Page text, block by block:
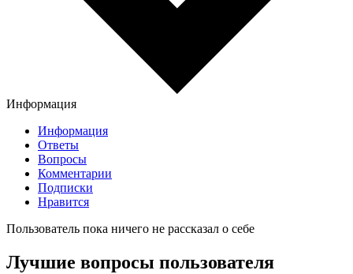
Информация
Информация
Ответы
Вопросы
Комментарии
Подписки
Нравится
Пользователь пока ничего не рассказал о себе
Лучшие вопросы пользователя